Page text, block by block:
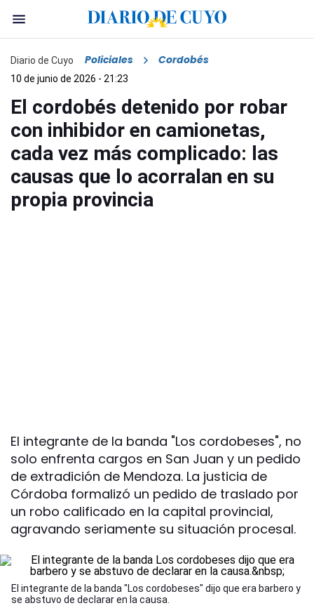
Diario de Cuyo Policiales Cordobés
10 de junio de 2026 - 21:23
El cordobés detenido por robar
con inhibidor en camionetas,
cada vez más complicado: las
causas que lo acorralan en su
propia provincia
El integrante de la banda "Los cordobeses", no
solo enfrenta cargos en San Juan y un pedido
de extradición de Mendoza. La justicia de
Córdoba formalizó un pedido de traslado por
un robo calificado en la capital provincial,
agravando seriamente su situación procesal.
El integrante de la banda "Los cordobeses" dijo que era barbero y
se abstuvo de declarar en la causa.